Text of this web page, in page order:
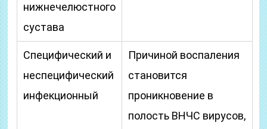
нижнечелюстного
сустава
Специфический и
неспецифический
инфекционный
Причиной воспаления
становится
проникновение в
полость ВНЧС вирусов,